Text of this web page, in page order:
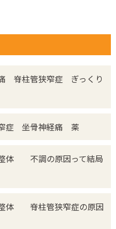
脊柱管狭窄症 ぎっくり
症 坐骨神経痛 薬
体 不調の原因って結局
体 脊柱管狭窄症の原因